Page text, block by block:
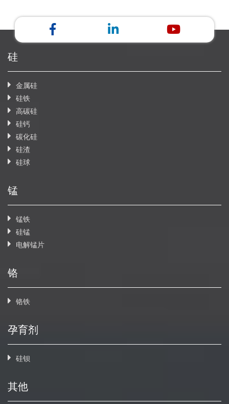
硅
金属硅
硅铁
高碳硅
硅钙
碳化硅
硅渣
硅球
锰
锰铁
硅锰
电解锰片
铬
铬铁
孕育剂
硅钡
其他